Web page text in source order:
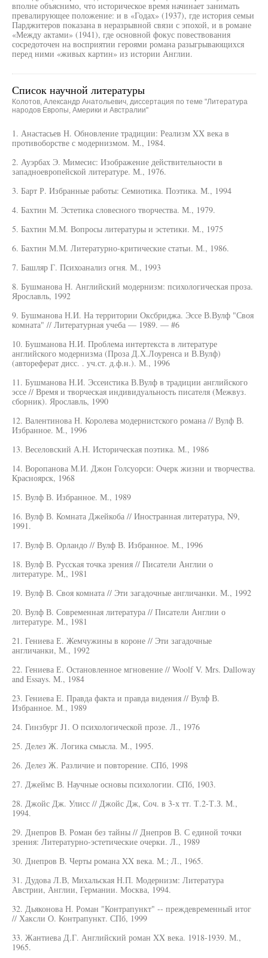
вполне объяснимо, что историческое время начинает занимать
превалирующее положение: и в «Годах» (1937), где история семьи
Парджитеров показана в неразрывной связи с эпохой, и в романе
«Между актами» (1941), где основной фокус повествования
сосредоточен на восприятии героями романа разыгрывающихся
перед ними «живых картин» из истории Англии.
Список научной литературы
Колотов, Александр Анатольевич, диссертация по теме "Литература
народов Европы, Америки и Австралии"
1. Анастасьев Н. Обновление традиции: Реализм XX века в
противоборстве с модернизмом. М., 1984.
2. Ауэрбах Э. Мимесис: Изображение действительности в
западноевропейской литературе. М., 1976.
3. Барт Р. Избранные работы: Семиотика. Поэтика. М., 1994
4. Бахтин М. Эстетика словесного творчества. М., 1979.
5. Бахтин М.М. Вопросы литературы и эстетики. М., 1975
6. Бахтин М.М. Литературно-критические статьи. М., 1986.
7. Башляр Г. Психоанализ огня. М., 1993
8. Бушманова Н. Английский модернизм: психологическая проза.
Ярославль, 1992
9. Бушманова Н.И. На территории Оксбриджа. Эссе В.Вулф "Своя
комната" // Литературная учеба — 1989. — #6
10. Бушманова Н.И. Проблема интертекста в литературе
английского модернизма (Проза Д.Х.Лоуренса и В.Вулф)
(автореферат дисс. . уч.ст. д.ф.н.). М., 1996
11. Бушманова Н.И. Эссеистика В.Вулф в традиции английского
эссе // Время и творческая индивидуальность писателя (Межвуз.
сборник). Ярославль, 1990
12. Валентинова Н. Королева модернистского романа // Вулф В.
Избранное. М., 1996
13. Веселовский А.Н. Историческая поэтика. М., 1986
14. Воропанова М.И. Джон Голсуорси: Очерк жизни и творчества.
Красноярск, 1968
15. Вулф В. Избранное. М., 1989
16. Вулф В. Комната Джейкоба // Иностранная литература, N9,
1991.
17. Вулф В. Орландо // Вулф В. Избранное. М., 1996
18. Вулф В. Русская точка зрения // Писатели Англии о
литературе. М,, 1981
19. Вулф В. Своя комната // Эти загадочные англичанки. М., 1992
20. Вулф В. Современная литература // Писатели Англии о
литературе. М., 1981
21. Гениева Е. Жемчужины в короне // Эти загадочные
англичанки, М., 1992
22. Гениева Е. Остановленное мгновение // Woolf V. Mrs. Dalloway
and Essays. M., 1984
23. Гениева E. Правда факта и правда видения // Вулф В.
Избранное. М., 1989
24. Гинзбург J1. О психологической прозе. Л., 1976
25. Делез Ж. Логика смысла. М., 1995.
26. Делез Ж. Различие и повторение. СПб, 1998
27. Джеймс В. Научные основы психологии. СПб, 1903.
28. Джойс Дж. Улисс // Джойс Дж, Соч. в 3-х тт. Т.2-Т.З. М.,
1994.
29. Днепров В. Роман без тайны // Днепров В. С единой точки
зрения: Литературно-эстетические очерки. Л., 1989
30. Днепров В. Черты романа XX века. М.; Л., 1965.
31. Дудова Л.В, Михальская Н.П. Модернизм: Литература
Австрии, Англии, Германии. Москва, 1994.
32. Дьяконова Н. Роман "Контрапункт" -- преждевременный итог
// Хаксли О. Контрапункт. СПб, 1999
33. Жантиева Д.Г. Английский роман XX века. 1918-1939. М.,
1965.